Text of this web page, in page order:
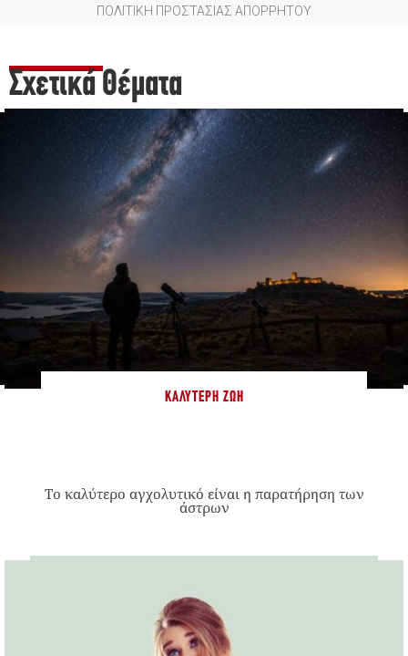
ΠΟΛΙΤΙΚΗ ΠΡΟΣΤΑΣΙΑΣ ΑΠΟΡΡΗΤΟΥ
Σχετικά Θέματα
ΚΑΛΎΤΕΡΗ ΖΩΉ
Το καλύτερο αγχολυτικό είναι η παρατήρηση των
άστρων